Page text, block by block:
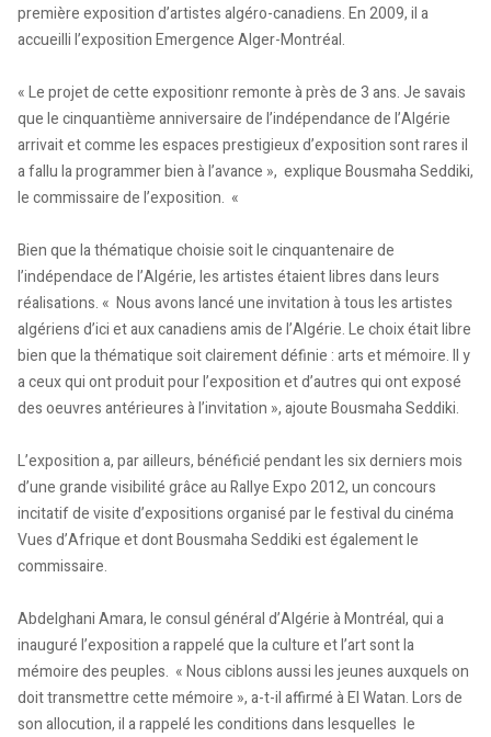
première exposition d’artistes algéro-canadiens. En 2009, il a
accueilli l’exposition Emergence Alger-Montréal.
« Le projet de cette expositionr remonte à près de 3 ans. Je savais
que le cinquantième anniversaire de l’indépendance de l’Algérie
arrivait et comme les espaces prestigieux d’exposition sont rares il
a fallu la programmer bien à l’avance », explique Bousmaha Seddiki,
le commissaire de l’exposition. «
Bien que la thématique choisie soit le cinquantenaire de
l’indépendace de l’Algérie, les artistes étaient libres dans leurs
réalisations. « Nous avons lancé une invitation à tous les artistes
algériens d’ici et aux canadiens amis de l’Algérie. Le choix était libre
bien que la thématique soit clairement définie : arts et mémoire. Il y
a ceux qui ont produit pour l’exposition et d’autres qui ont exposé
des oeuvres antérieures à l’invitation », ajoute Bousmaha Seddiki.
L’exposition a, par ailleurs, bénéficié pendant les six derniers mois
d’une grande visibilité grâce au Rallye Expo 2012, un concours
incitatif de visite d’expositions organisé par le festival du cinéma
Vues d’Afrique et dont Bousmaha Seddiki est également le
commissaire.
Abdelghani Amara, le consul général d’Algérie à Montréal, qui a
inauguré l’exposition a rappelé que la culture et l’art sont la
mémoire des peuples. « Nous ciblons aussi les jeunes auxquels on
doit transmettre cette mémoire », a-t-il affirmé à El Watan. Lors de
son allocution, il a rappelé les conditions dans lesquelles le